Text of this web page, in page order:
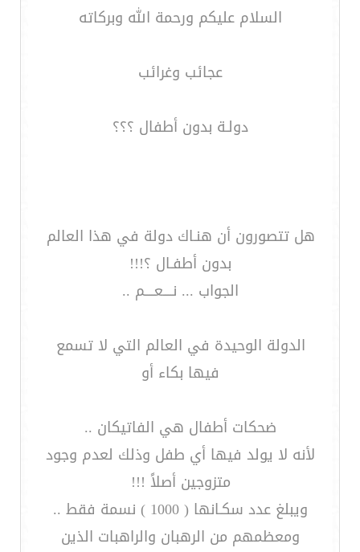
السلام عليكم ورحمة الله وبركاته
عجائب وغرائب
دولـة بدون أطفال ؟؟؟
هل تتصورون أن هنـاك دولة في هذا العالم
بدون أطفـال ؟!!!
الجواب ... نــــعــــم ..
الدولة الوحيدة في العالم التي لا تسمع
فيها بكاء أو
ضحكات أطفال هي الفاتيكان ..
لأنه لا يولد فيها أي طفل وذلك لعدم وجود
متزوجين أصلاً !!!
ويبلغ عدد سكـانها ( 1000 ) نسمة فقط ..
ومعظمهم من الرهبان والراهبات الذين